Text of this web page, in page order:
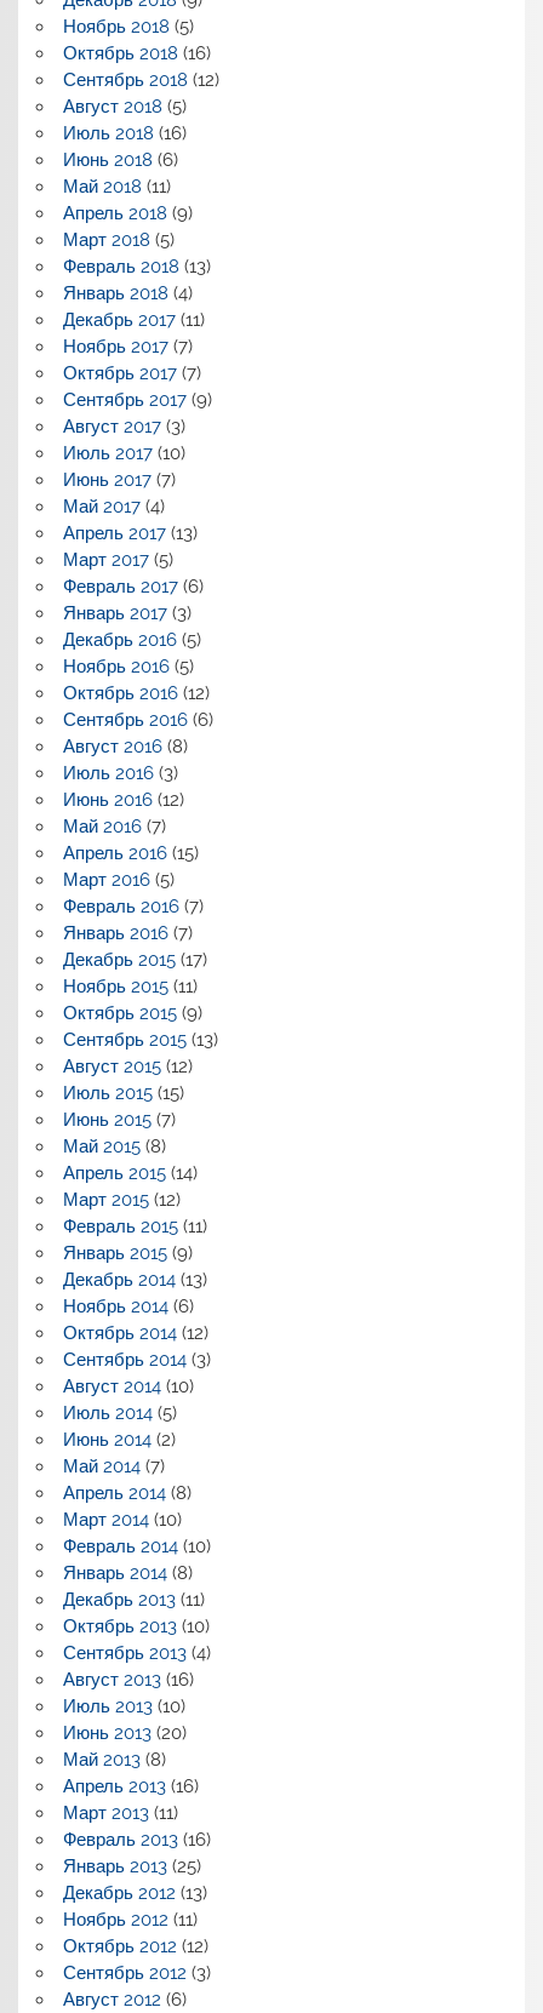
Ноябрь 2018 (5)
Октябрь 2018 (16)
Сентябрь 2018 (12)
Август 2018 (5)
Июль 2018 (16)
Июнь 2018 (6)
Май 2018 (11)
Апрель 2018 (9)
Март 2018 (5)
Февраль 2018 (13)
Январь 2018 (4)
Декабрь 2017(11)
Ноябрь 2017(7)
Октябрь 2017(7)
Сентябрь 2017(9)
Август 2017(3)
Июль 2017(10)
Июнь 2017(7)
Май 2017(4)
Апрель 2017(13)
Март 2017(5)
Февраль 2017(6)
Январь 2017(3)
Декабрь 2016(5)
Ноябрь 2016(5)
Октябрь 2016(12)
Сентябрь 2016(6)
Август 2016(8)
Июль 2016(3)
Июнь 2016(12)
Май 2016(7)
Апрель 2016(15)
Март 2016(5)
Февраль 2016(7)
Январь 2016(7)
Декабрь 2015(17)
Ноябрь 2015(11)
Октябрь 2015(9)
Сентябрь 2015(13)
Август 2015(12)
Июль 2015(15)
Июнь 2015(7)
Май 2015(8)
Апрель 2015(14)
Март 2015(12)
Февраль 2015(11)
Январь 2015(9)
Декабрь 2014(13)
Ноябрь 2014(6)
Октябрь 2014(12)
Сентябрь 2014(3)
Август 2014(10)
Июль 2014(5)
Июнь 2014(2)
Май 2014(7)
Апрель 2014(8)
Март 2014(10)
Февраль 2014(10)
Январь 2014(8)
Декабрь 2013(11)
Октябрь 2013(10)
Сентябрь 2013(4)
Август 2013(16)
Июль 2013(10)
Июнь 2013(20)
Май 2013(8)
Апрель 2013(16)
Март 2013(11)
Февраль 2013(16)
Январь 2013(25)
Декабрь 2012 (13)
Ноябрь 2012 (11)
Октябрь 2012 (12)
Сентябрь 2012 (3)
Август 2012 (6)